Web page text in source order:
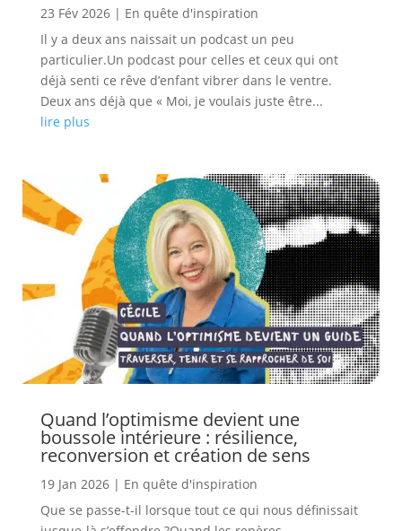
23 Fév 2026| En quête d'inspiration
Il y a deux ans naissait un podcast un peu
particulier.Un podcast pour celles et ceux qui ont
déjà senti ce rêve d’enfant vibrer dans le ventre.
Deux ans déjà que « Moi, je voulais juste être...
lire plus
Quand l’optimisme devient une
boussole intérieure : résilience,
reconversion et création de sens
19 Jan 2026| En quête d'inspiration
Que se passe-t-il lorsque tout ce qui nous définissait